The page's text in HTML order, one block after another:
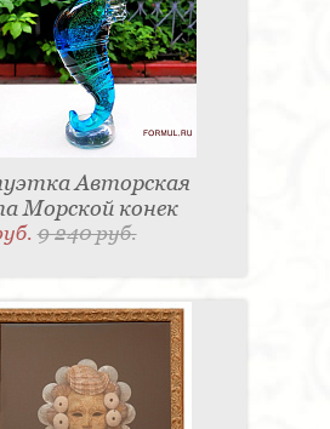
Авторская
Морской конек
9 240 руб.